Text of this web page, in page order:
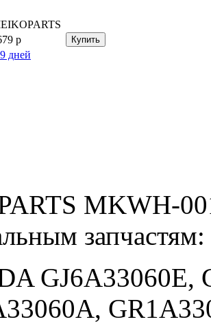
р
дней
MKWH-
запчастям:
GJ6A33060E,